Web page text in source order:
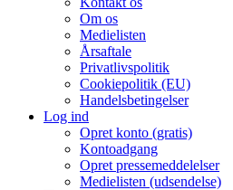
Om os
Medielisten
Årsaftale
Privatlivspolitik
Cookiepolitik (EU)
Handelsbetingelser
Log ind
Opret konto (gratis)
Kontoadgang
Opret pressemeddelelser
Medielisten (udsendelse)